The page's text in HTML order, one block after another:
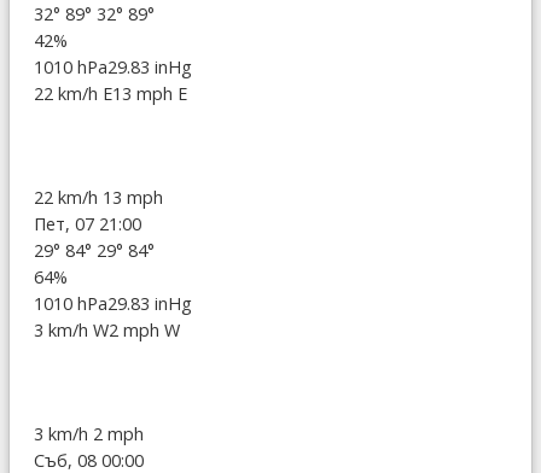
32° 89° 32° 89°
42%
1010 hPa29.83 inHg
22 km/h E13 mph E
22 km/h 13 mph
Пет, 07 21:00
29° 84° 29° 84°
64%
1010 hPa29.83 inHg
3 km/h W2 mph W
3 km/h 2 mph
Съб, 08 00:00